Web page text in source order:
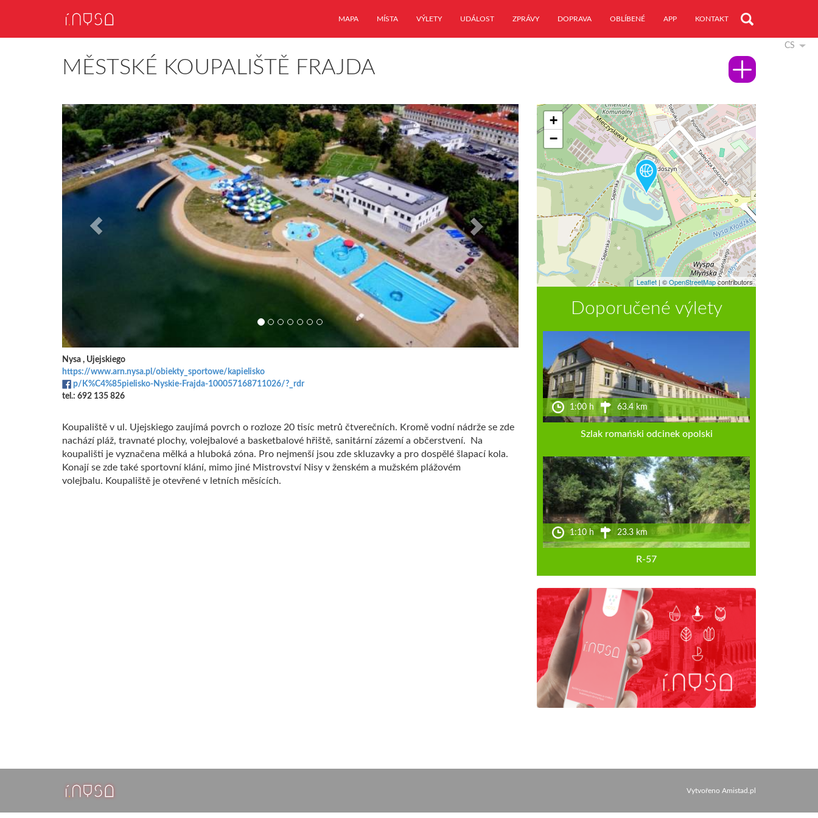
MAPA MÍSTA VÝLETY UDÁLOST ZPRÁVY DOPRAVA OBLÍBENÉ APP KONTAKT
CS
MĚSTSKÉ KOUPALIŠTĚ FRAJDA
Nysa , Ujejskiego
https://www.arn.nysa.pl/obiekty_sportowe/kapielisko
p/K%C4%85pielisko-Nyskie-Frajda-100057168711026/?_rdr
tel.: 692 135 826
Koupaliště v ul. Ujejskiego zaujímá povrch o rozloze 20 tisíc metrů čtverečních. Kromě vodní nádrže se zde
nachází pláž, travnaté plochy, volejbalové a basketbalové hřiště, sanitární zázemí a občerstvení. Na
koupališti je vyznačena mělká a hluboká zóna. Pro nejmenší jsou zde skluzavky a pro dospělé šlapací kola.
Konají se zde také sportovní klání, mimo jiné Mistrovství Nisy v ženském a mužském plážovém
volejbalu. Koupaliště je otevřené v letních měsících.
+
−
Leaflet | ©OpenStreetMapcontributors
Doporučené výlety
1:00 h 63.4 km
Szlak romański odcinek opolski
1:10 h 23.3 km
R-57
Vytvořeno Amistad.pl